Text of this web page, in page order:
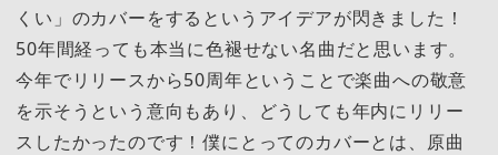
くい」のカバーをするというアイデアが閃きました！
50年間経っても本当に色褪せない名曲だと思います。
今年でリリースから50周年ということで楽曲への敬意
を示そうという意向もあり、どうしても年内にリリー
スしたかったのです！僕にとってのカバーとは、原曲